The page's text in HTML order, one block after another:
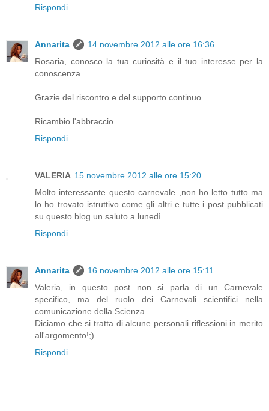
Rispondi
Annarita
14 novembre 2012 alle ore 16:36
Rosaria, conosco la tua curiosità e il tuo interesse per la
conoscenza.
Grazie del riscontro e del supporto continuo.
Ricambio l'abbraccio.
Rispondi
VALERIA 15 novembre 2012 alle ore 15:20
Molto interessante questo carnevale ,non ho letto tutto ma
lo ho trovato istruttivo come gli altri e tutte i post pubblicati
su questo blog un saluto a lunedì.
Rispondi
Annarita
16 novembre 2012 alle ore 15:11
Valeria, in questo post non si parla di un Carnevale
specifico, ma del ruolo dei Carnevali scientifici nella
comunicazione della Scienza.
Diciamo che si tratta di alcune personali riflessioni in merito
all'argomento!;)
Rispondi